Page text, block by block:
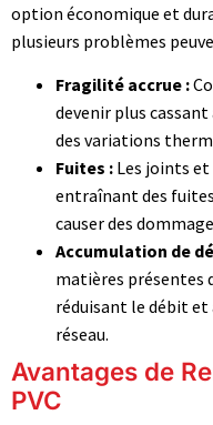
option économique et
plusieurs problèmes
Fragilité accrue :
devenir plus cassant
des variations
Fuites : Les joints et
entraînant des
causer des
Accumulation de
matières présentes
réduisant le débit
réseau.
Avantages de
PVC